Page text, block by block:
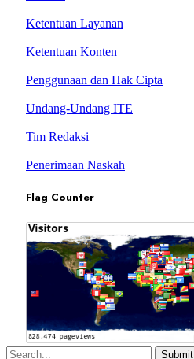
Ketentuan Layanan
Ketentuan Konten
Penggunaan dan Hak Cipta
Undang-Undang ITE
Tim Redaksi
Penerimaan Naskah
Flag Counter
Submit